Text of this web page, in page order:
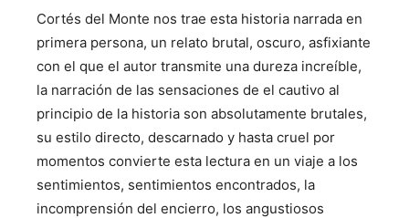
Cortés del Monte nos trae esta historia narrada en
primera persona, un relato brutal, oscuro, asfixiante
con el que el autor transmite una dureza increíble,
la narración de las sensaciones de el cautivo al
principio de la historia son absolutamente brutales,
su estilo directo, descarnado y hasta cruel por
momentos convierte esta lectura en un viaje a los
sentimientos, sentimientos encontrados, la
incomprensión del encierro, los angustiosos